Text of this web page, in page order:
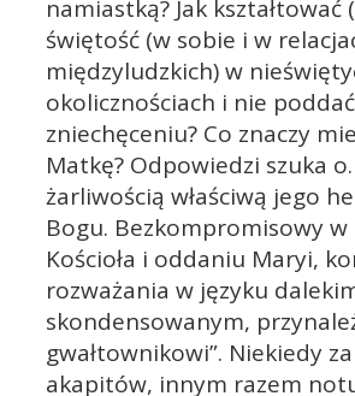
namiastką? Jak kształtować
świętość (w sobie i w
międzyludzkich) w
okolicznościach i nie
zniechęceniu? Co znaczy
Matkę? Odpowiedzi szuka
żarliwością właściwą jego
Bogu. Bezkompromisowy w
Kościoła i oddaniu Maryi,
rozważania w języku
skondensowanym,
gwałtownikowi”. Niekiedy
akapitów, innym razem